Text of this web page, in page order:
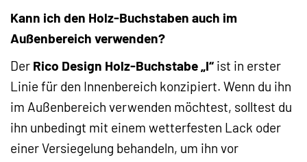
Kann ich den Holz-Buchstaben auch im
Außenbereich verwenden?
Der Rico Design Holz-Buchstabe „I“ ist in erster
Linie für den Innenbereich konzipiert. Wenn du ihn
im Außenbereich verwenden möchtest, solltest du
ihn unbedingt mit einem wetterfesten Lack oder
einer Versiegelung behandeln, um ihn vor